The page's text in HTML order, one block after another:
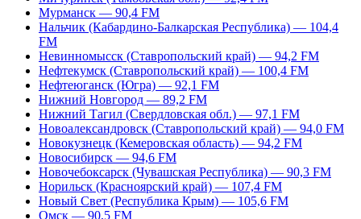
Мурманск — 90,4 FM
Нальчик (Кабардино-Балкарская Республика) — 104,4
FM
Невинномысск (Ставропольский край) — 94,2 FM
Нефтекумск (Ставропольский край) — 100,4 FM
Нефтеюганск (Югра) — 92,1 FM
Нижний Новгород — 89,2 FM
Нижний Тагил (Свердловская обл.) — 97,1 FM
Новоалександровск (Ставропольский край) — 94,0 FM
Новокузнецк (Кемеровская область) — 94,2 FM
Новосибирск — 94,6 FM
Новочебоксарск (Чувашская Республика) — 90,3 FM
Норильск (Красноярский край) — 107,4 FM
Новый Свет (Республика Крым) — 105,6 FM
Омск — 90,5 FM